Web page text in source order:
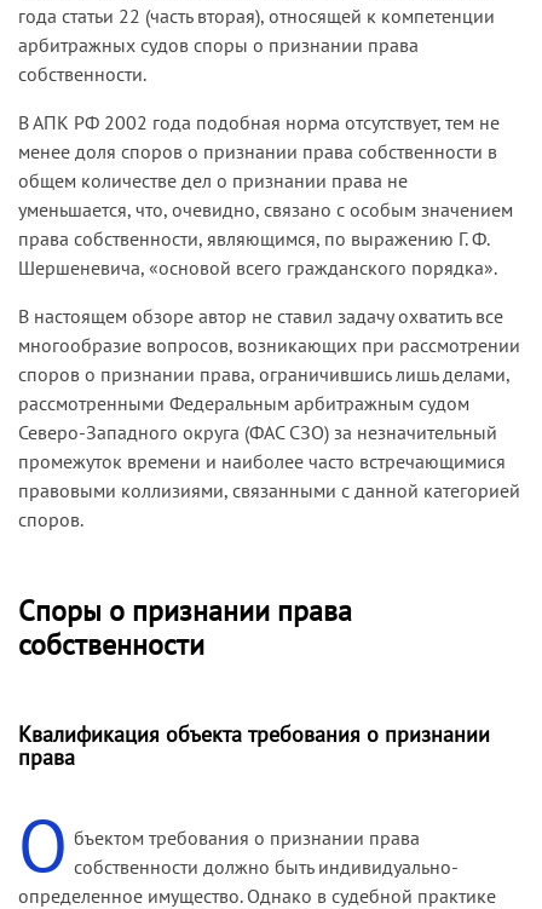
года статьи 22 (часть вторая), относящей к компетенции
арбитражных судов споры о признании права
собственности.
В АПК РФ 2002 года подобная норма отсутствует, тем не
менее доля споров о признании права собственности в
общем количестве дел о признании права не
уменьшается, что, очевидно, связано с особым значением
права собственности, являющимся, по выражению Г. Ф.
Шершеневича, «основой всего гражданского порядка».
В настоящем обзоре автор не ставил задачу охватить все
многообразие вопросов, возникающих при рассмотрении
споров о признании права, ограничившись лишь делами,
рассмотренными Федеральным арбитражным судом
Северо-Западного округа (ФАС СЗО) за незначительный
промежуток времени и наиболее часто встречающимися
правовыми коллизиями, связанными с данной категорией
споров.
Споры о признании права
собственности
Квалификация объекта требования о признании
права
О бъектом требования о признании права
собственности должно быть индивидуально-
определенное имущество. Однако в судебной практике